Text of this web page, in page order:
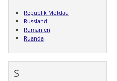
Republik Moldau
Russland
Rumänien
Ruanda
S